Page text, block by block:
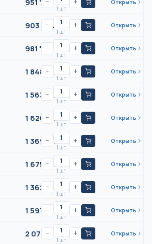
1 шт
Открыть
903 ₸/ шт
−
1 шт
+ Открыть
981 ₸/шт
−
1 шт
+ Открыть
1 848 ₸/ шт
−
1 шт
+ Открыть
1 563 ₸/ шт
−
1 шт
+ Открыть
1 626 ₸/ шт
−
1 шт
+ Открыть
1 369 ₸/ шт
−
1 шт
+ Открыть
1 675 ₸/ шт
−
1 шт
+ Открыть
1 362 ₸/ шт
−
1 шт
+ Открыть
1 597 ₸/ шт
−
1 шт
+ Открыть
2 076 ₸/ шт
−
1 шт
+ Открыть